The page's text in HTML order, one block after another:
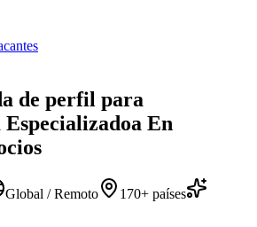
de perfil para
En
Global / Remoto
170+ países